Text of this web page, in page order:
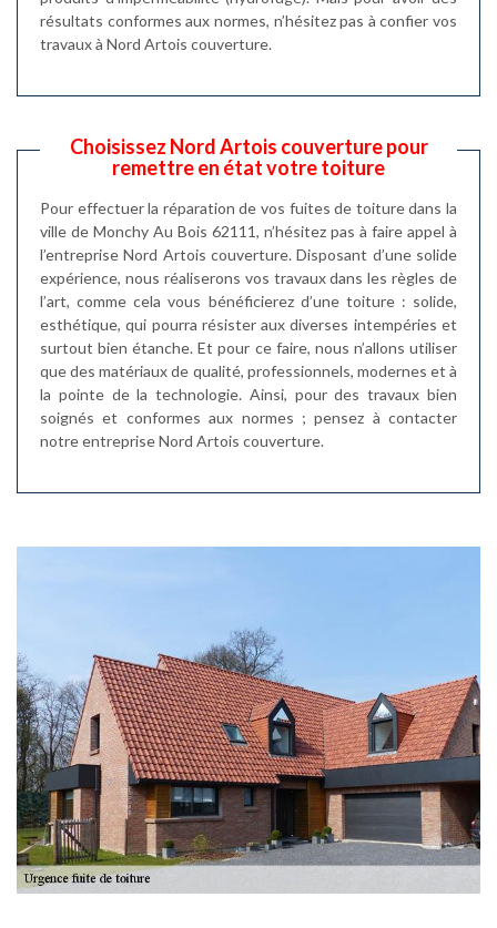
résultats conformes aux normes, n’hésitez pas à confier vos
travaux à Nord Artois couverture.
Choisissez Nord Artois couverture pour
remettre en état votre toiture
Pour effectuer la réparation de vos fuites de toiture dans la
ville de Monchy Au Bois 62111, n’hésitez pas à faire appel à
l’entreprise Nord Artois couverture. Disposant d’une solide
expérience, nous réaliserons vos travaux dans les règles de
l’art, comme cela vous bénéficierez d’une toiture : solide,
esthétique, qui pourra résister aux diverses intempéries et
surtout bien étanche. Et pour ce faire, nous n’allons utiliser
que des matériaux de qualité, professionnels, modernes et à
la pointe de la technologie. Ainsi, pour des travaux bien
soignés et conformes aux normes ; pensez à contacter
notre entreprise Nord Artois couverture.